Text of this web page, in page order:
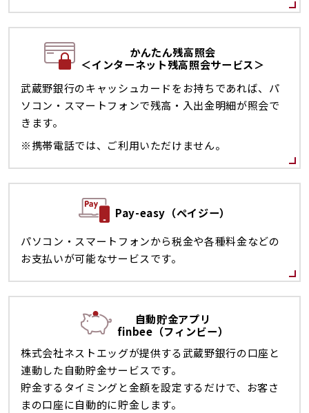
かんたん残高照会
＜インターネット残高照会サービス＞
武蔵野銀行のキャッシュカードをお持ちであれば、パ
ソコン・スマートフォンで残高・入出金明細が照会で
きます。
※携帯電話では、ご利用いただけません。
Pay-easy（ペイジー）
パソコン・スマートフォンから税金や各種料金などの
お支払いが可能なサービスです。
自動貯金アプリ
finbee（フィンビー）
株式会社ネストエッグが提供する武蔵野銀行の口座と
連動した自動貯金サービスです。
貯金するタイミングと金額を設定するだけで、お客さ
まの口座に自動的に貯金します。